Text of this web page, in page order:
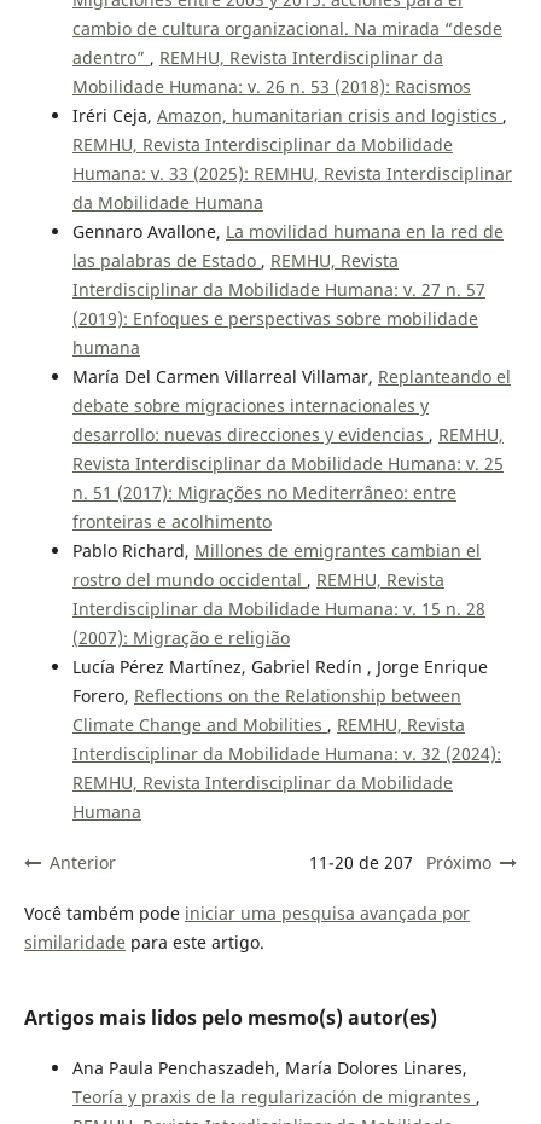
cambio de cultura organizacional. Na mirada “desde
adentro” , REMHU, Revista Interdisciplinar da
Mobilidade Humana: v. 26 n. 53 (2018): Racismos
Iréri Ceja, Amazon, humanitarian crisis and logistics ,
REMHU, Revista Interdisciplinar da Mobilidade
Humana: v. 33 (2025): REMHU, Revista Interdisciplinar
da Mobilidade Humana
Gennaro Avallone, La movilidad humana en la red de
las palabras de Estado , REMHU, Revista
Interdisciplinar da Mobilidade Humana: v. 27 n. 57
(2019): Enfoques e perspectivas sobre mobilidade
humana
María Del Carmen Villarreal Villamar, Replanteando el
debate sobre migraciones internacionales y
desarrollo: nuevas direcciones y evidencias , REMHU,
Revista Interdisciplinar da Mobilidade Humana: v. 25
n. 51 (2017): Migrações no Mediterrâneo: entre
fronteiras e acolhimento
Pablo Richard, Millones de emigrantes cambian el
rostro del mundo occidental , REMHU, Revista
Interdisciplinar da Mobilidade Humana: v. 15 n. 28
(2007): Migração e religião
Lucía Pérez Martínez, Gabriel Redín , Jorge Enrique
Forero, Reflections on the Relationship between
Climate Change and Mobilities , REMHU, Revista
Interdisciplinar da Mobilidade Humana: v. 32 (2024):
REMHU, Revista Interdisciplinar da Mobilidade
Humana
Anterior 11-20 de 207 Próximo
Você também pode iniciar uma pesquisa avançada por
similaridadepara este artigo.
Artigos mais lidos pelo mesmo(s) autor(es)
Ana Paula Penchaszadeh, María Dolores Linares,
Teoría y praxis de la regularización de migrantes ,